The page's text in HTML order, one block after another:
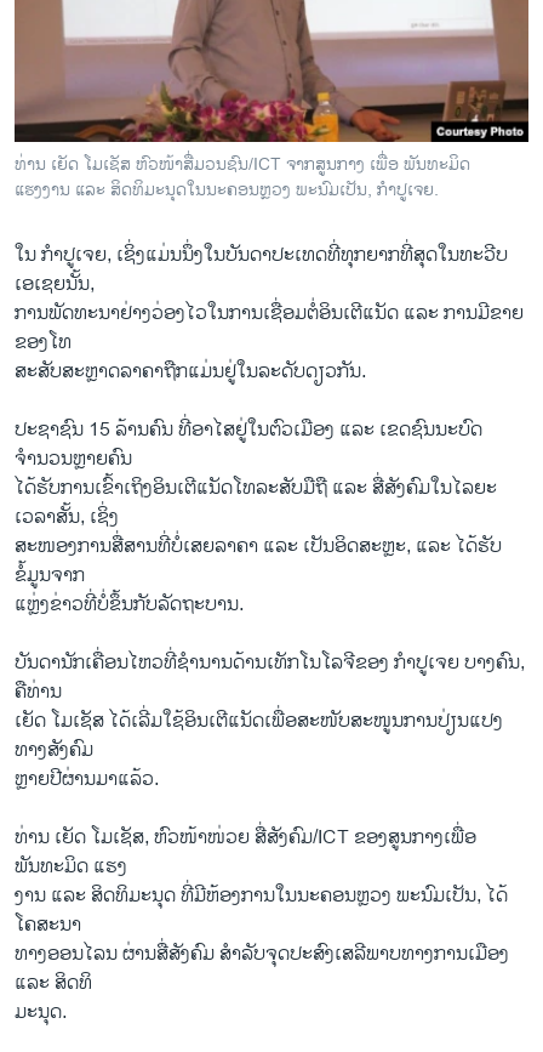
ວິທະຍາສາດ-ເທັກໂນໂລຈີ
ພາສາອັງກິດ
ວີດີໂອ
ສຽງ
ລາຍການກະຈາຍສຽງ
ລາຍງານ
ຕິດຕາມພວກເຮົາ ທີ່
ພາສາຕ່າງໆ
ທ່ານ ເຍັດ ໂມເຊັສ ຫົວໜ້າສື່ມວນຊົນ/ICT ຈາກສູນກາງ ເພື່ອ ພັນທະມິດ
ແຮງງານ ແລະ ສິດທິມະນຸດໃນນະຄອນຫຼວງ ພະນົມເປັນ, ກຳປູເຈຍ.
ໃນ ກຳປູເຈຍ, ເຊິ່ງແມ່ນນຶ່ງໃນບັນດາປະເທດທີ່ທຸກຍາກທີ່ສຸດໃນທະວີບ
ເອເຊຍນັ້ນ,
ການພັດທະນາຢ່າງວ່ອງໄວໃນການເຊື່ອມຕໍ່ອິນເຕີແນັດ ແລະ ການມີຂາຍ
ຂອງໂທ
ສະສັບສະຫຼາດລາຄາຖືກແມ່ນຢູ່ໃນລະດັບດຽວກັນ.
ປະຊາຊົນ 15 ລ້ານຄົນ ທີ່ອາໄສຢູ່ໃນຕົວເມືອງ ແລະ ເຂດຊົນນະບົດ
ຈຳນວນຫຼາຍຄົນ
ໄດ້ຮັບການເຂົ້າເຖິງອິນເຕີແນັດໂທລະສັບມືຖື ແລະ ສື່ສັງຄົມໃນໄລຍະ
ເວລາສັ້ນ, ເຊິ່ງ
ສະໜອງການສື່ສານທີ່ບໍ່ເສຍລາຄາ ແລະ ເປັນອິດສະຫຼະ, ແລະ ໄດ້ຮັບ
ຂໍ້ມູນຈາກ
ແຫຼ່ງຂ່າວທີ່ບໍ່ຂຶ້ນກັບລັດຖະບານ.
ບັນດານັກເຄື່ອນໄຫວທີ່ຊຳນານດ້ານເທັກໂນໂລຈີຂອງ ກຳປູເຈຍ ບາງຄົນ,
ຄືທ່ານ
ເຍັດ ໂມເຊັສ ໄດ້ເລີ່ມໃຊ້ອິນເຕີແນັດເພື່ອສະໜັບສະໜູນການປ່ຽນແປງ
ທາງສັງຄົມ
ຫຼາຍປີຜ່ານມາແລ້ວ.
ທ່ານ ເຍັດ ໂມເຊັສ, ຫົວໜ້າໜ່ວຍ ສື່ສັງຄົມ/ICT ຂອງສູນກາງເພື່ອ
ພັນທະມິດ ແຮງ
ງານ ແລະ ສິດທິມະນຸດ ທີ່ມີຫ້ອງການໃນນະຄອນຫຼວງ ພະນົມເປັນ, ໄດ້
ໂຄສະນາ
ທາງອອນໄລນ ຜ່ານສື່ສັງຄົມ ສຳລັບຈຸດປະສົງເສລີພາບທາງການເມືອງ
ແລະ ສິດທິ
ມະນຸດ.